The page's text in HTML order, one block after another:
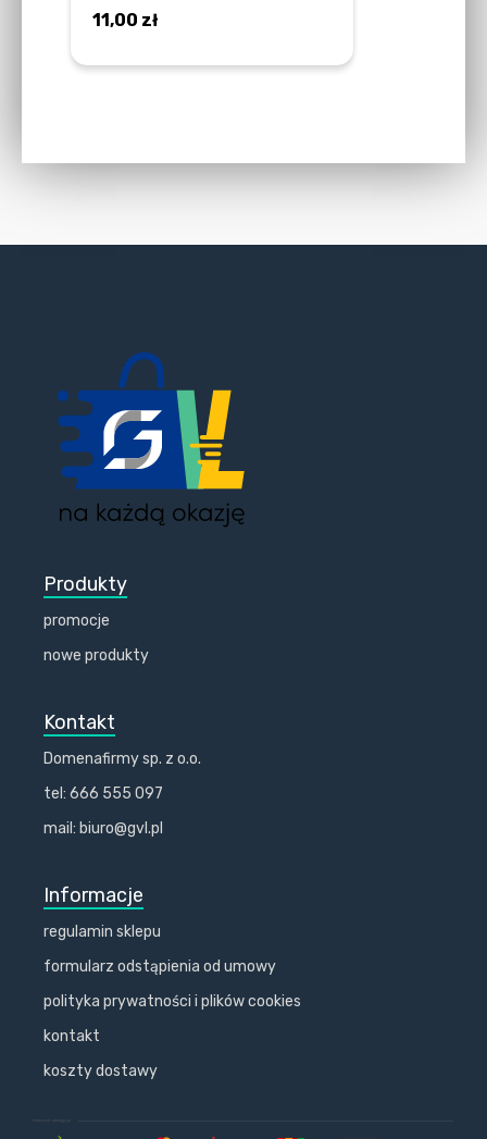
11,00 zł
Produkty
promocje
nowe produkty
Kontakt
Domenafirmy sp. z o.o.
tel: 666 555 097
mail: biuro@gvl.pl
Informacje
regulamin sklepu
formularz odstąpienia od umowy
polityka prywatności i plików cookies
kontakt
koszty dostawy